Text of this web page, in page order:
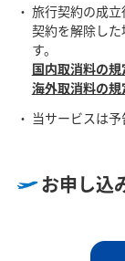
旅行契約の成
契約を解除し
す。
国内取消料の規
海外取消料の規
当サービスは予
お申し込